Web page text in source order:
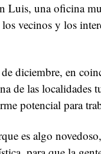
Luis, una oficina
vecinos y los
diciembre, en
de las localidades
potencial para
es algo